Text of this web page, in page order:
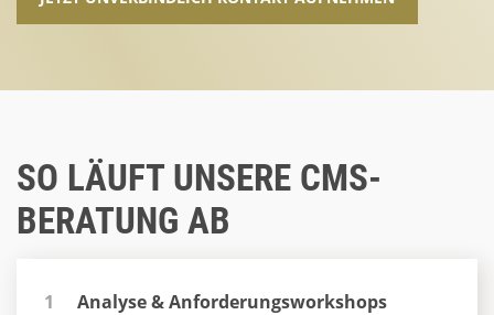
SO LÄUFT UNSERE CMS-
BERATUNG AB
Analyse & Anforderungsworkshops